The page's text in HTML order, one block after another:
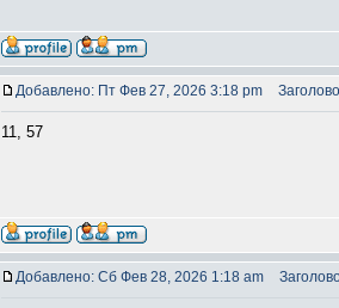
Добавлено: Пт Фев 27, 2026 3:18 pm
11, 57
Добавлено: Сб Фев 28, 2026 1:18 am